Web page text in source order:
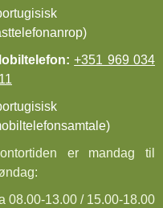
+351 969 034
er mandag til
08.00-13.00 / 15.00-18.00